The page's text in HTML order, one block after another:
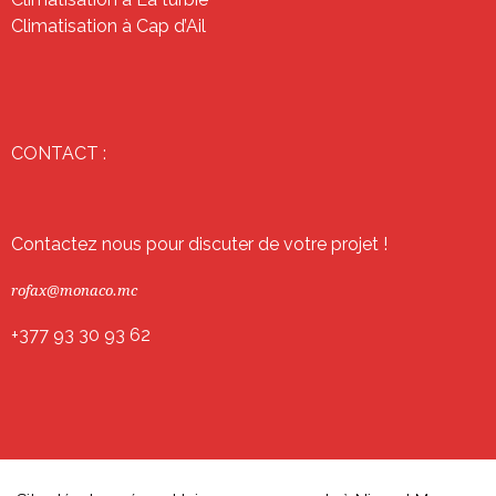
Climatisation à Cap d’Ail
CONTACT :
Contactez nous pour discuter de votre projet !
rofax@monaco.mc
+377 93 30 93 62